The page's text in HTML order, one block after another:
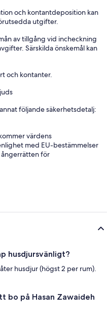
och kontantdeposition kan
utgifter.
av tillgång vid incheckning
Särskilda önskemål kan
och kontanter.
följande säkerhetsdetalj:
värdens
med EU-bestämmelser
för
husdjursvänligt?
husdjur (högst 2 per rum).
bo på Hasan Zawaideh